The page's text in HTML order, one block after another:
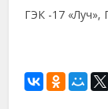
ГЭК -17 «Луч»,